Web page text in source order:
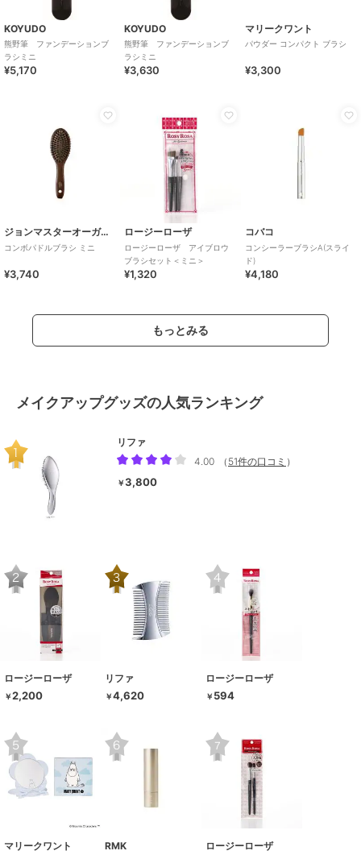
KOYUDO
熊野筆 ファンデーションブ
ラシミニ
¥5,170
KOYUDO
熊野筆 ファンデーションブ
ラシミニ
¥3,630
マリークワント
パウダー コンパクト ブラシ
¥3,300
ジョンマスターオーガニック
コンボパドルブラシ ミニ
¥3,740
ロージーローザ
ロージーローザ アイブロウ
ブラシセット＜ミニ＞
¥1,320
コバコ
コンシーラーブラシA(スライ
ド)
¥4,180
もっとみる
メイクアップグッズの人気ランキング
リファ
4.00
（ 51件の口コミ ）
￥3,800
ロージーローザ
￥2,200
リファ
￥4,620
ロージーローザ
￥ 594
マリークワント RMK ロージーローザ